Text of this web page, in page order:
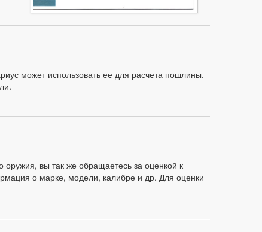
может использовать ее для расчета пошлины.
оружия, вы так же обращаетесь за оценкой к
о марке, модели, калибре и др. Для оценки